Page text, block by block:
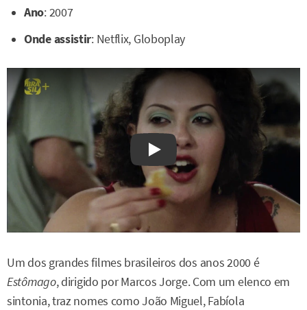
Ano: 2007
Onde assistir: Netflix, Globoplay
Watch on YouTube
Um dos grandes filmes brasileiros dos anos 2000 é
Estômago, dirigido por Marcos Jorge. Com um elenco em
sintonia, traz nomes como João Miguel, Fabíola